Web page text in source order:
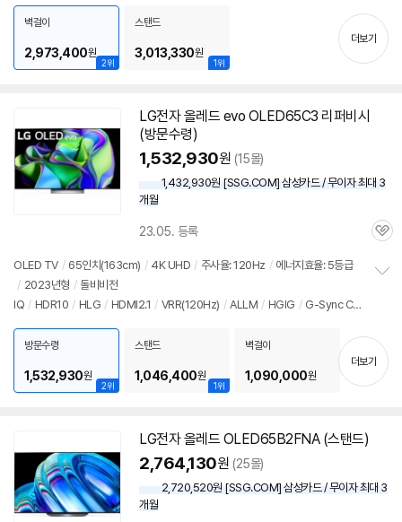
25 / HDMI(전체): 3개 출시가: 4,100,000원
기
2위
벽걸이
2,973,400원
1위
스탠드
3,013,330원
더보기
LG전자올레드 evo OLED65C3 리퍼비시
(방문수령)
1,532,930원 (15몰)
1,432,930원 [SSG.COM] 삼성카드 / 무이자 최대 3
개월
23.05. 등록
관
OLED TV / 65인치 (163cm) / 4K UHD / 주사율: 120Hz / 에너지효율: 5등급
/ 2023년형 / 돌비비전
IQ / HDR10 / HLG / HDMI2.1 / VRR(120Hz) / ALLM / HGIG / G-Sync Co
기
2위
방문수령
1,532,930원
1위
스탠드
1,046,400원
벽걸이
1,090,000원
더보기
LG전자올레드 OLED65B2FNA (스탠드)
2,764,130원 (25몰)
2,720,520원 [SSG.COM] 삼성카드 / 무이자 최대 3
개월